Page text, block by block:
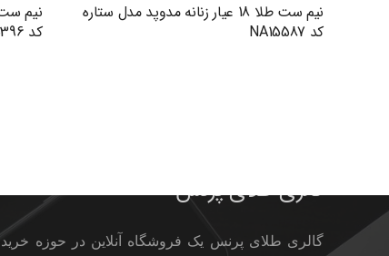
نیم ست طلا 18 عیار زنانه مدوپد مدل ستاره
کد NA15587
کد NA15396
گالری طلای پرنس
گالری طلای پرنس یک فروشگاه آنلاین در حوزه خرید